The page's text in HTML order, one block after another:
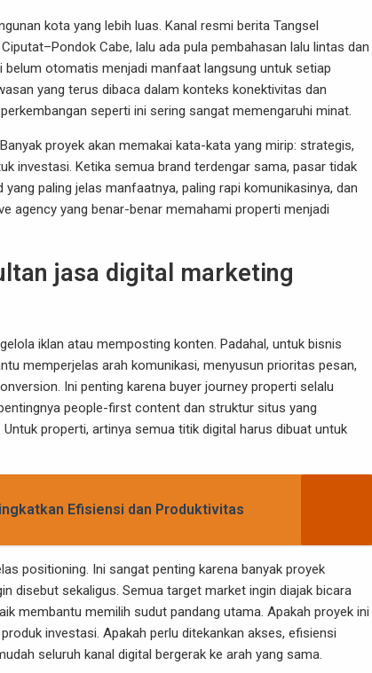
kota yang lebih luas. Kanal resmi berita Tangsel
Cabe, lalu ada pula pembahasan lalu lintas dan
belum otomatis menjadi manfaat langsung untuk setiap
yang terus dibaca dalam konteks konektivitas dan
seperti ini sering sangat memengaruhi minat.
proyek akan memakai kata-kata yang mirip: strategis,
investasi. Ketika semua brand terdengar sama, pasar tidak
paling jelas manfaatnya, paling rapi komunikasinya, dan
agency yang benar-benar memahami properti menjadi
jasa digital marketing
iklan atau memposting konten. Padahal, untuk bisnis
memperjelas arah komunikasi, menyusun prioritas pesan,
Ini penting karena buyer journey properti selalu
people-first content dan struktur situs yang
properti, artinya semua titik digital harus dibuat untuk
Efisiensi dan Produktivitas
positioning. Ini sangat penting karena banyak proyek
disebut sekaligus. Semua target market ingin diajak bicara
membantu memilih sudut pandang utama. Apakah proyek ini
investasi. Apakah perlu ditekankan akses, efisiensi
seluruh kanal digital bergerak ke arah yang sama.